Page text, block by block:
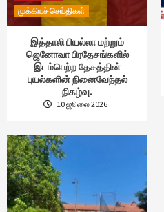
முக்கியச் செய்திகள்
இத்தாலி பியல்லா மற்றும்
ஜெனோவா பிரதேசங்களில்
இடம்பெற்ற தேசத்தின்
புயல்களின் நினைவேந்தல்
நிகழ்வு.
10 ஜூலை 2026